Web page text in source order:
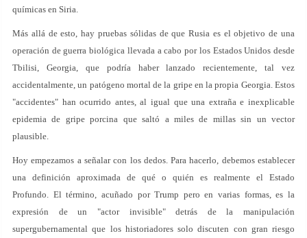
químicas en Siria.
Más allá de esto, hay pruebas sólidas de que Rusia es el objetivo de una
operación de guerra biológica llevada a cabo por los Estados Unidos desde
Tbilisi, Georgia, que podría haber lanzado recientemente, tal vez
accidentalmente, un patógeno mortal de la gripe en la propia Georgia. Estos
"accidentes" han ocurrido antes, al igual que una extraña e inexplicable
epidemia de gripe porcina que saltó a miles de millas sin un vector
plausible.
Hoy empezamos a señalar con los dedos. Para hacerlo, debemos establecer
una definición aproximada de qué o quién es realmente el Estado
Profundo. El término, acuñado por Trump pero en varias formas, es la
expresión de un "actor invisible" detrás de la manipulación
supergubernamental que los historiadores solo discuten con gran riesgo